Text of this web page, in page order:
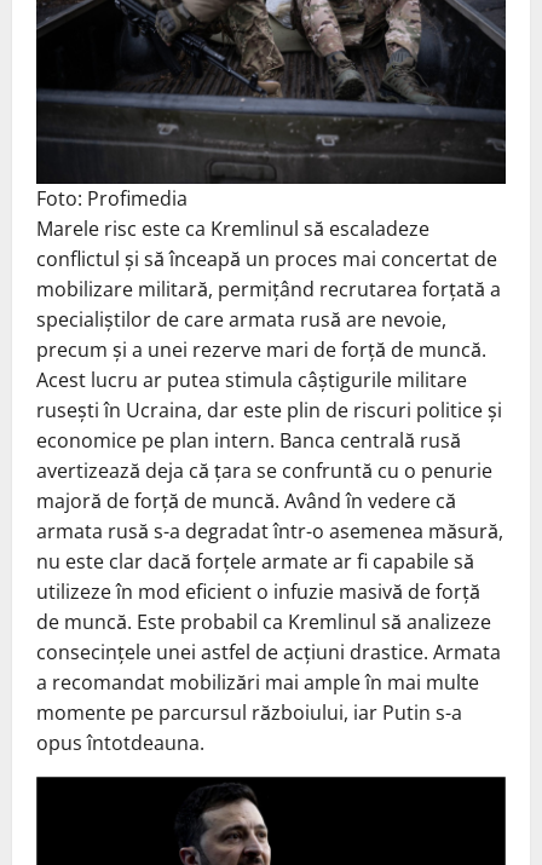
Foto: Profimedia
Marele risc este ca Kremlinul să escaladeze
conflictul și să înceapă un proces mai concertat de
mobilizare militară, permițând recrutarea forțată a
specialiștilor de care armata rusă are nevoie,
precum și a unei rezerve mari de forță de muncă.
Acest lucru ar putea stimula câștigurile militare
rusești în Ucraina, dar este plin de riscuri politice și
economice pe plan intern. Banca centrală rusă
avertizează deja că țara se confruntă cu o penurie
majoră de forță de muncă. Având în vedere că
armata rusă s-a degradat într-o asemenea măsură,
nu este clar dacă forțele armate ar fi capabile să
utilizeze în mod eficient o infuzie masivă de forță
de muncă. Este probabil ca Kremlinul să analizeze
consecințele unei astfel de acțiuni drastice. Armata
a recomandat mobilizări mai ample în mai multe
momente pe parcursul războiului, iar Putin s-a
opus întotdeauna.